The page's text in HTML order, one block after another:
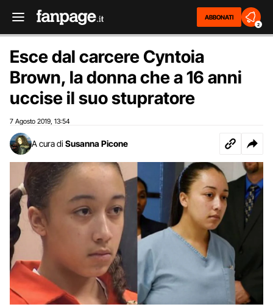
ABBONATI
2
Esce dal carcere Cyntoia
Brown, la donna che a 16 anni
uccise il suo stupratore
7 Agosto 2019 13:54
A cura di Susanna Picone